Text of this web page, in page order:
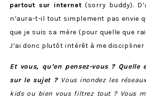
partout sur internet (sorry buddy).
n’aura-t-il tout simplement pas envie
que je suis sa mère (pour quelle que
J’ai donc plutôt intérêt à me discipliner
Et vous, qu’en pensez-vous ?
sur le sujet ? Vous inondez les
kids ou bien vous filtrez tout ? Vous